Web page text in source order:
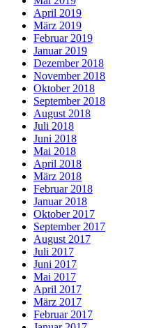
April 2019
März 2019
Februar 2019
Januar 2019
Dezember 2018
November 2018
Oktober 2018
September 2018
August 2018
Juli 2018
Juni 2018
Mai 2018
April 2018
März 2018
Februar 2018
Januar 2018
Oktober 2017
September 2017
August 2017
Juli 2017
Juni 2017
Mai 2017
April 2017
März 2017
Februar 2017